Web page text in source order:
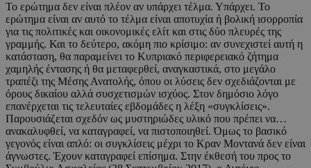
Το ερώτημα δεν είναι πλέον αν υπάρχει τέλμα. Υπάρχει. Το
ερώτημα είναι αν αυτό το τέλμα είναι αποτυχία ή βολική ισορροπία
για τις πολιτικές και οικονομικές ελίτ και στις δύο πλευρές της
γραμμής. Και το δεύτερο, ακόμη πιο κρίσιμο: αν συνεχιστεί αυτή η
κατάσταση, θα παραμείνει το Κυπριακό περιφερειακό ζήτημα
χαμηλής έντασης ή θα μεταφερθεί, αναγκαστικά, στο μεγάλο
τραπέζι της Μέσης Ανατολής, όπου οι λύσεις δεν σχεδιάζονται με
όρους δικαίου αλλά συσχετισμών ισχύος. Στον δημόσιο λόγο
επανέρχεται τις τελευταίες εβδομάδες η λέξη «συγκλίσεις».
Παρουσιάζεται σχεδόν ως μυστηριώδες υλικό που πρέπει να…
ανακαλυφθεί, να καταγραφεί, να πιστοποιηθεί. Όμως το βασικό
γεγονός είναι απλό: οι συγκλίσεις μέχρι το Κραν Μοντανά δεν είναι
άγνωστες. Έχουν καταγραφεί επίσημα. Στην έκθεσή του προς το